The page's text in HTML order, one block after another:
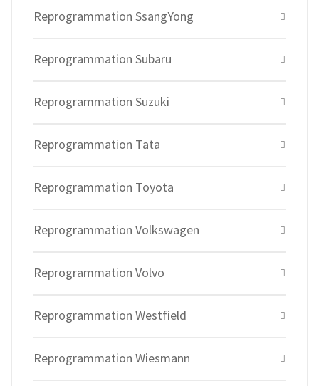
Reprogrammation SsangYong
Reprogrammation Subaru
Reprogrammation Suzuki
Reprogrammation Tata
Reprogrammation Toyota
Reprogrammation Volkswagen
Reprogrammation Volvo
Reprogrammation Westfield
Reprogrammation Wiesmann